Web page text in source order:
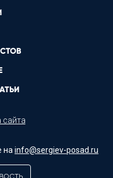
сайта
на info@sergiev-posad.ru